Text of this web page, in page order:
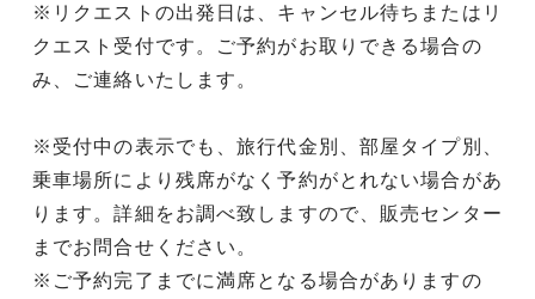
※リクエストの出発日は、キャンセル待ちまたはリ
クエスト受付です。ご予約がお取りできる場合の
み、ご連絡いたします。
※受付中の表示でも、旅行代金別、部屋タイプ別、
乗車場所により残席がなく予約がとれない場合があ
ります。詳細をお調べ致しますので、販売センター
までお問合せください。
※ご予約完了までに満席となる場合がありますの